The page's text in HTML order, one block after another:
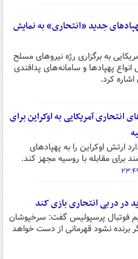
جدید «انتحاری» به نمایش
به برگزاری رژه نیروهای مسلح
انواع پهپادها و سامانه‌های پدافندی
کرد.
انتحاری آمریکایی به اوکراین برای
ارتش اوکراین را به پهپادهای
برای مقابله با روسیه مجهز کند.
در دربی انتحاری بازی کند
فوتبال پرسپولیس گفت: سرخپوشان
برنده نشود قهرمانی از دست خواهد